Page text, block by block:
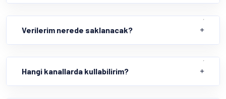
Verilerim nerede saklanacak?
Hangi kanallarda kullabilirim?